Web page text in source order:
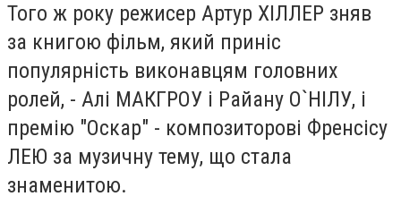
Того ж року режисер Артур ХІЛЛЕР зняв
за книгою фільм, який приніс
популярність виконавцям головних
ролей, - Алі МАКГРОУ і Райану О`НІЛУ, і
премію "Оскар" - композиторові Френсісу
ЛЕЮ за музичну тему, що стала
знаменитою.